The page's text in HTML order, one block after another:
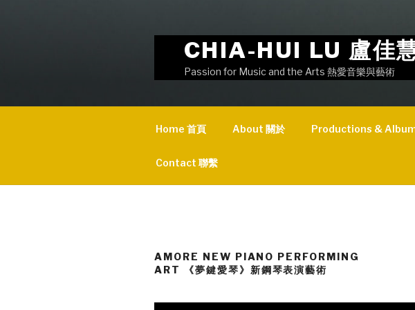
CHIA-HUI LU 盧佳
Passion for Music and the Arts 熱愛音樂與藝術
Home 首頁 About 關於 Productions &
Contact 聯繫
AMORE NEW PIANO PERFORMING
ART 《夢鍵愛琴》新鋼琴表演藝術